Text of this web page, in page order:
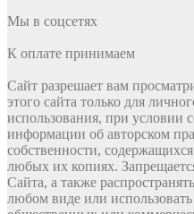
Мы в соцсетях
К оплате принимаем
Сайт разрешает вам
этого сайта только для
использования, при условии
информации об авторском
собственности,
любых их копиях.
Сайта, а также
любом виде или